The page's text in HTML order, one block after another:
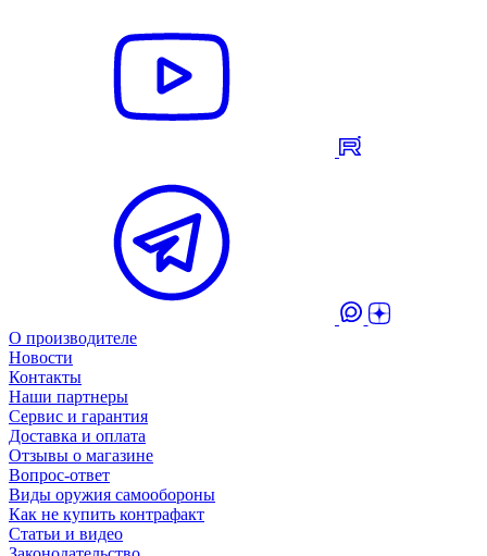
О производителе
Новости
Контакты
Наши партнеры
Сервис и гарантия
Доставка и оплата
Отзывы о магазине
Вопрос-ответ
Виды оружия самообороны
Как не купить контрафакт
Статьи и видео